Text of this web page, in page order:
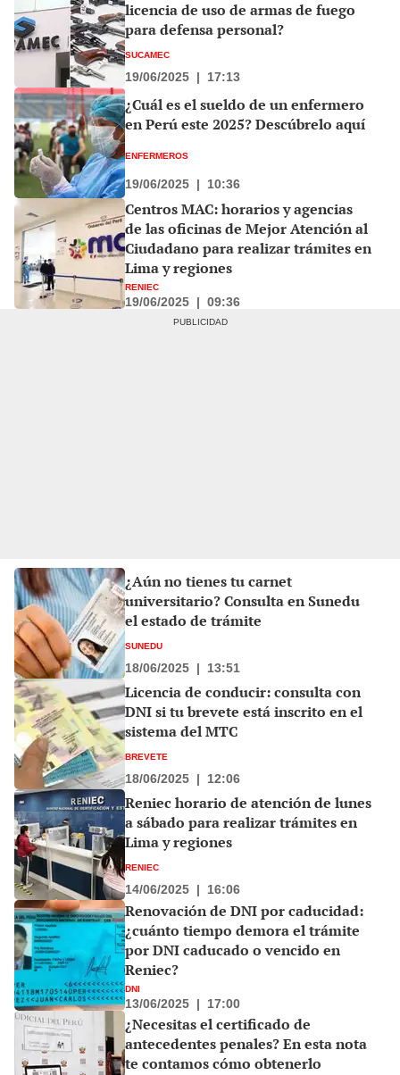
licencia de uso de armas de fuego
para defensa personal?
SUCAMEC
19/06/2025 | 17:13
¿Cuál es el sueldo de un enfermero
en Perú este 2025? Descúbrelo aquí
ENFERMEROS
19/06/2025 | 10:36
Centros MAC: horarios y agencias
de las oficinas de Mejor Atención al
Ciudadano para realizar trámites en
Lima y regiones
RENIEC
19/06/2025 | 09:36
¿Aún no tienes tu carnet
universitario? Consulta en Sunedu
el estado de trámite
SUNEDU
18/06/2025 | 13:51
Licencia de conducir: consulta con
DNI si tu brevete está inscrito en el
sistema del MTC
BREVETE
18/06/2025 | 12:06
Reniec horario de atención de lunes
a sábado para realizar trámites en
Lima y regiones
RENIEC
14/06/2025 | 16:06
Renovación de DNI por caducidad:
¿cuánto tiempo demora el trámite
por DNI caducado o vencido en
Reniec?
DNI
13/06/2025 | 17:00
¿Necesitas el certificado de
antecedentes penales? En esta nota
te contamos cómo obtenerlo